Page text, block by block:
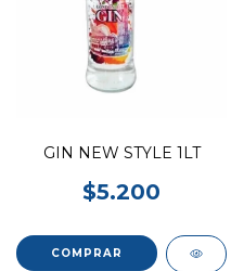
GIN NEW STYLE 1LT
$5.200